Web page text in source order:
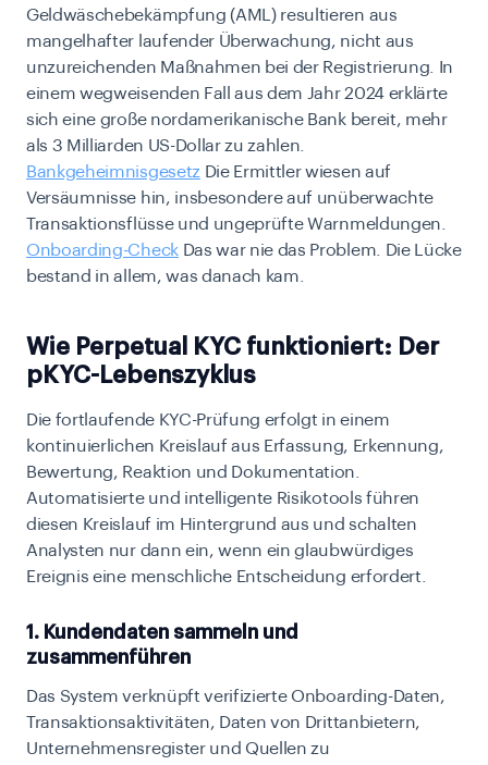
Geldwäschebekämpfung (AML) resultieren aus
mangelhafter laufender Überwachung, nicht aus
unzureichenden Maßnahmen bei der Registrierung. In
einem wegweisenden Fall aus dem Jahr 2024 erklärte
sich eine große nordamerikanische Bank bereit, mehr
als 3 Milliarden US-Dollar zu zahlen.
BankgeheimnisgesetzDie Ermittler wiesen auf
Versäumnisse hin, insbesondere auf unüberwachte
Transaktionsflüsse und ungeprüfte Warnmeldungen.
Onboarding-CheckDas war nie das Problem. Die Lücke
bestand in allem, was danach kam.
Wie Perpetual KYC funktioniert: Der
pKYC-Lebenszyklus
Die fortlaufende KYC-Prüfung erfolgt in einem
kontinuierlichen Kreislauf aus Erfassung, Erkennung,
Bewertung, Reaktion und Dokumentation.
Automatisierte und intelligente Risikotools führen
diesen Kreislauf im Hintergrund aus und schalten
Analysten nur dann ein, wenn ein glaubwürdiges
Ereignis eine menschliche Entscheidung erfordert.
1. Kundendaten sammeln und
zusammenführen
Das System verknüpft verifizierte Onboarding-Daten,
Transaktionsaktivitäten, Daten von Drittanbietern,
Unternehmensregister und Quellen zu